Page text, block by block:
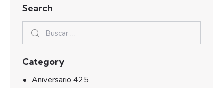
Search
Category
Aniversario 425